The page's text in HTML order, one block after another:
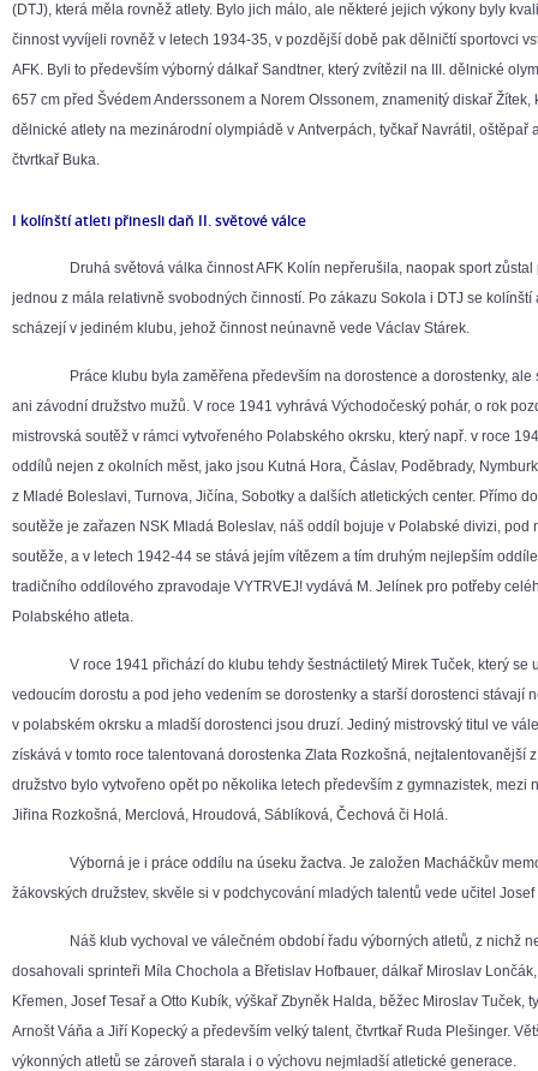
(DTJ), která měla rovněž atlety. Bylo jich málo, ale některé jejich výkony byly
činnost vyvíjeli rovněž v letech 1934-35, v pozdější době pak dělničtí sportovci
AFK. Byli to především výborný dálkař Sandtner, který zvítězil na III. dělnické
657 cm před Švédem Anderssonem a Norem Olssonem, znamenitý diskař Žítek,
dělnické atlety na mezinárodní olympiádě v Antverpách, tyčkař Navrátil, oštěpař
čtvrtkař Buka.
I kolínští atleti přinesli daň II. světové válce
Druhá světová válka činnost AFK Kolín nepřerušila, naopak sport zůstal
jednou z mála relativně svobodných činností. Po zákazu Sokola i DTJ se kolínští
scházejí v jediném klubu, jehož činnost neúnavně vede Václav Stárek.
Práce klubu byla zaměřena především na dorostence a dorostenky, ale
ani závodní družstvo mužů. V roce 1941 vyhrává Východočeský pohár, o rok
mistrovská soutěž v rámci vytvořeného Polabského okrsku, který např. v roce
oddílů nejen z okolních měst, jako jsou Kutná Hora, Čáslav, Poděbrady,
z Mladé Boleslavi, Turnova, Jičína, Sobotky a dalších atletických center. Přímo
soutěže je zařazen NSK Mladá Boleslav, náš oddíl bojuje v Polabské divizi, pod
soutěže, a v letech 1942-44 se stává jejím vítězem a tím druhým nejlepším
tradičního oddílového zpravodaje VYTRVEJ! vydává M. Jelínek pro potřeby
Polabského atleta.
V roce 1941 přichází do klubu tehdy šestnáctiletý Mirek Tuček, který se
vedoucím dorostu a pod jeho vedením se dorostenky a starší dorostenci stávají
v polabském okrsku a mladší dorostenci jsou druzí. Jediný mistrovský titul ve
získává v tomto roce talentovaná dorostenka Zlata Rozkošná, nejtalentovanější
družstvo bylo vytvořeno opět po několika letech především z gymnazistek, mezi
Jiřina Rozkošná, Merclová, Hroudová, Sáblíková, Čechová či Holá.
Výborná je i práce oddílu na úseku žactva. Je založen Macháčkův
žákovských družstev, skvěle si v podchycování mladých talentů vede učitel Josef
Náš klub vychoval ve válečném období řadu výborných atletů, z nichž
dosahovali sprinteři Míla Chochola a Břetislav Hofbauer, dálkař Miroslav
Křemen, Josef Tesař a Otto Kubík, výškař Zbyněk Halda, běžec Miroslav Tuček,
Arnošt Váňa a Jiří Kopecký a především velký talent, čtvrtkař Ruda Plešinger.
výkonných atletů se zároveň starala i o výchovu nejmladší atletické generace.